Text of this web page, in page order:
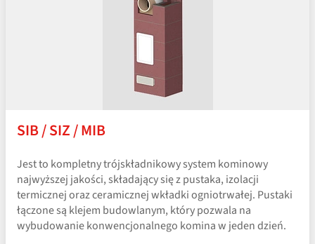
SIB / SIZ / MIB
Jest to kompletny trójskładnikowy system kominowy
najwyższej jakości, składający się z pustaka, izolacji
termicznej oraz ceramicznej wkładki ogniotrwałej. Pustaki
łączone są klejem budowlanym, który pozwala na
wybudowanie konwencjonalnego komina w jeden dzień.